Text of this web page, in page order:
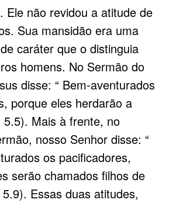
Ele não revidou a atitude de
Sua mansidão era uma
caráter que o distinguia
homens. No Sermão do
disse: “ Bem-aventurados
porque eles herdarão a
5.5). Mais à frente, no
nosso Senhor disse: “
os pacificadores,
serão chamados filhos de
5.9). Essas duas atitudes,